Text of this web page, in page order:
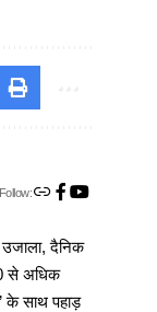
Follow:
दैनिक
से अधिक
के साथ पहाड़